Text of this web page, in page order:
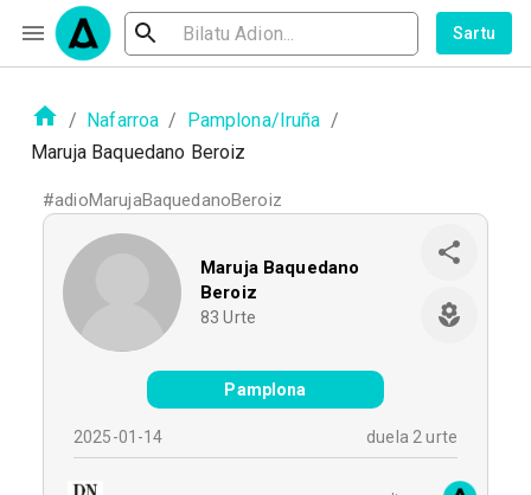
Sartu
/ Nafarroa / Pamplona/Iruña /
Maruja Baquedano Beroiz
#adioMarujaBaquedanoBeroiz
Maruja Baquedano
Beroiz
83 Urte
Pamplona
2025-01-14 duela 2 urte